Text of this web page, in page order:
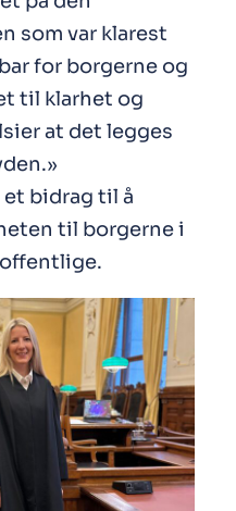
som var klarest
for borgerne og
til klarhet og
at det legges
et bidrag til å
til borgerne i